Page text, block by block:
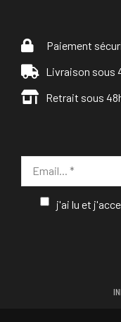
Paiement
Livraison sous
Retrait sous
j'ai lu et